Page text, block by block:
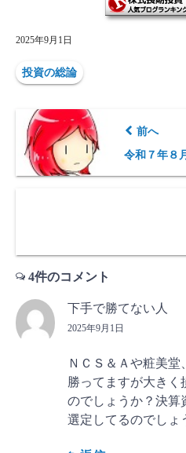
2025年9月1日
投資の総論
前へ
令和７年８
4件のコメント
下手で勝てない人
2025年9月1日
ＮＣＳ＆Ａや粧美
勝ってますが大きく
のでしょうか？決算
選定してるのでしょ